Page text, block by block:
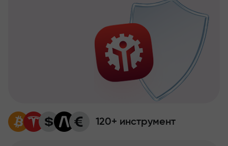
120+ инструмент